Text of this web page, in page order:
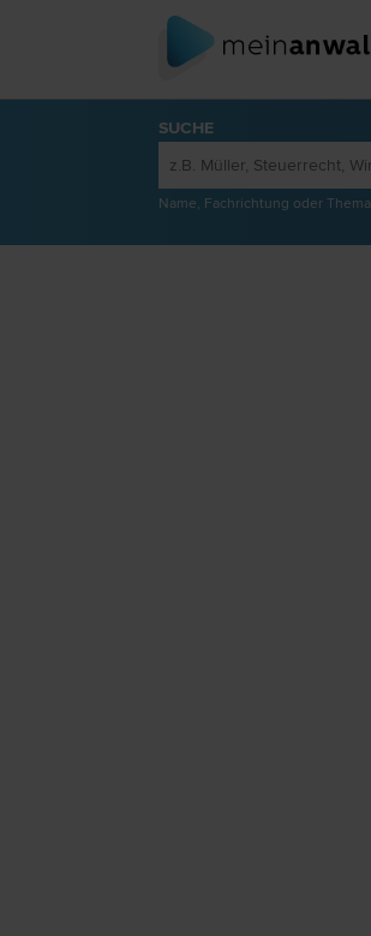
SUCHE
Name, Fachrichtung oder Thema